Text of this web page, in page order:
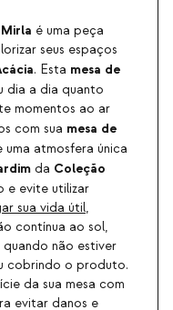
Mirla é uma peça
seus espaços
. Esta mesa de
dia a dia quanto
momentos ao ar
com sua mesa de
atmosfera única
da Coleção
e evite utilizar
sua vida útil,
contínua ao sol,
não estiver
cobrindo o produto.
da sua mesa com
evitar danos e